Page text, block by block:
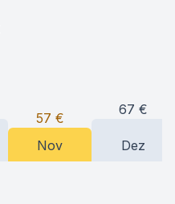
57 €
Nov
67 €
Dez